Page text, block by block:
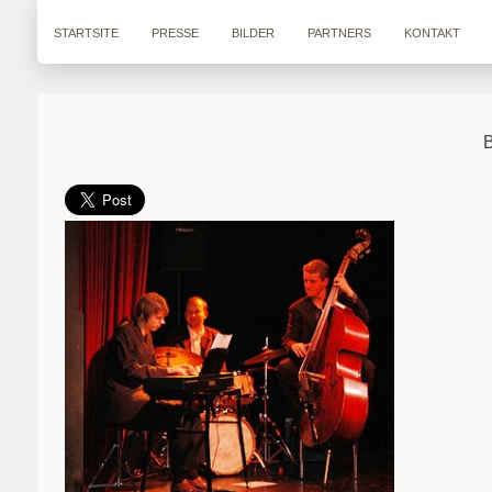
STARTSITE PRESSE BILDER PARTNERS KONTAKT